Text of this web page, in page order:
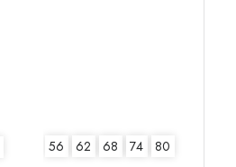
56 62 68 74 80